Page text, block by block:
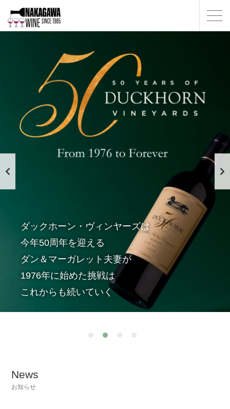
ダックホーン・ヴィンヤーズは
今年50周年を迎える
ダン＆マーガレット夫妻が
1976年に始めた挑戦は
これからも続いていく
News
お知らせ